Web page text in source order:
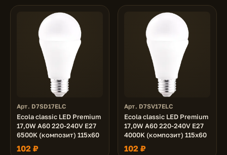
Арт. D7SD17ELC
Ecola classic LED Premium
17,0W A60 220-240V E27
6500K (композит) 115x60
102 ₽
Арт. D7SV17ELC
Ecola classic LED Premium
17,0W A60 220-240V E27
4000K (композит) 115x60
102 ₽